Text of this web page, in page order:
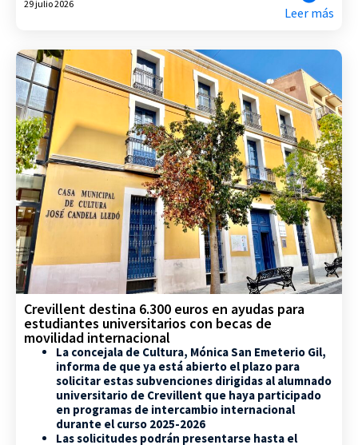
29 julio 2026
Leer más
Crevillent destina 6.300 euros en ayudas para
estudiantes universitarios con becas de
movilidad internacional
La concejala de Cultura, Mónica San Emeterio Gil,
informa de que ya está abierto el plazo para
solicitar estas subvenciones dirigidas al alumnado
universitario de Crevillent que haya participado
en programas de intercambio internacional
durante el curso 2025-2026
Las solicitudes podrán presentarse hasta el